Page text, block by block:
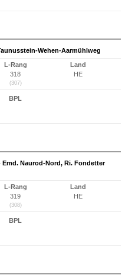
Wehen-Aarmühlweg
L-Rang
318
(307)
Land
HE
BPL
Emd. Naurod-Nord, Ri. Fondetter
L-Rang
319
(308)
Land
HE
BPL